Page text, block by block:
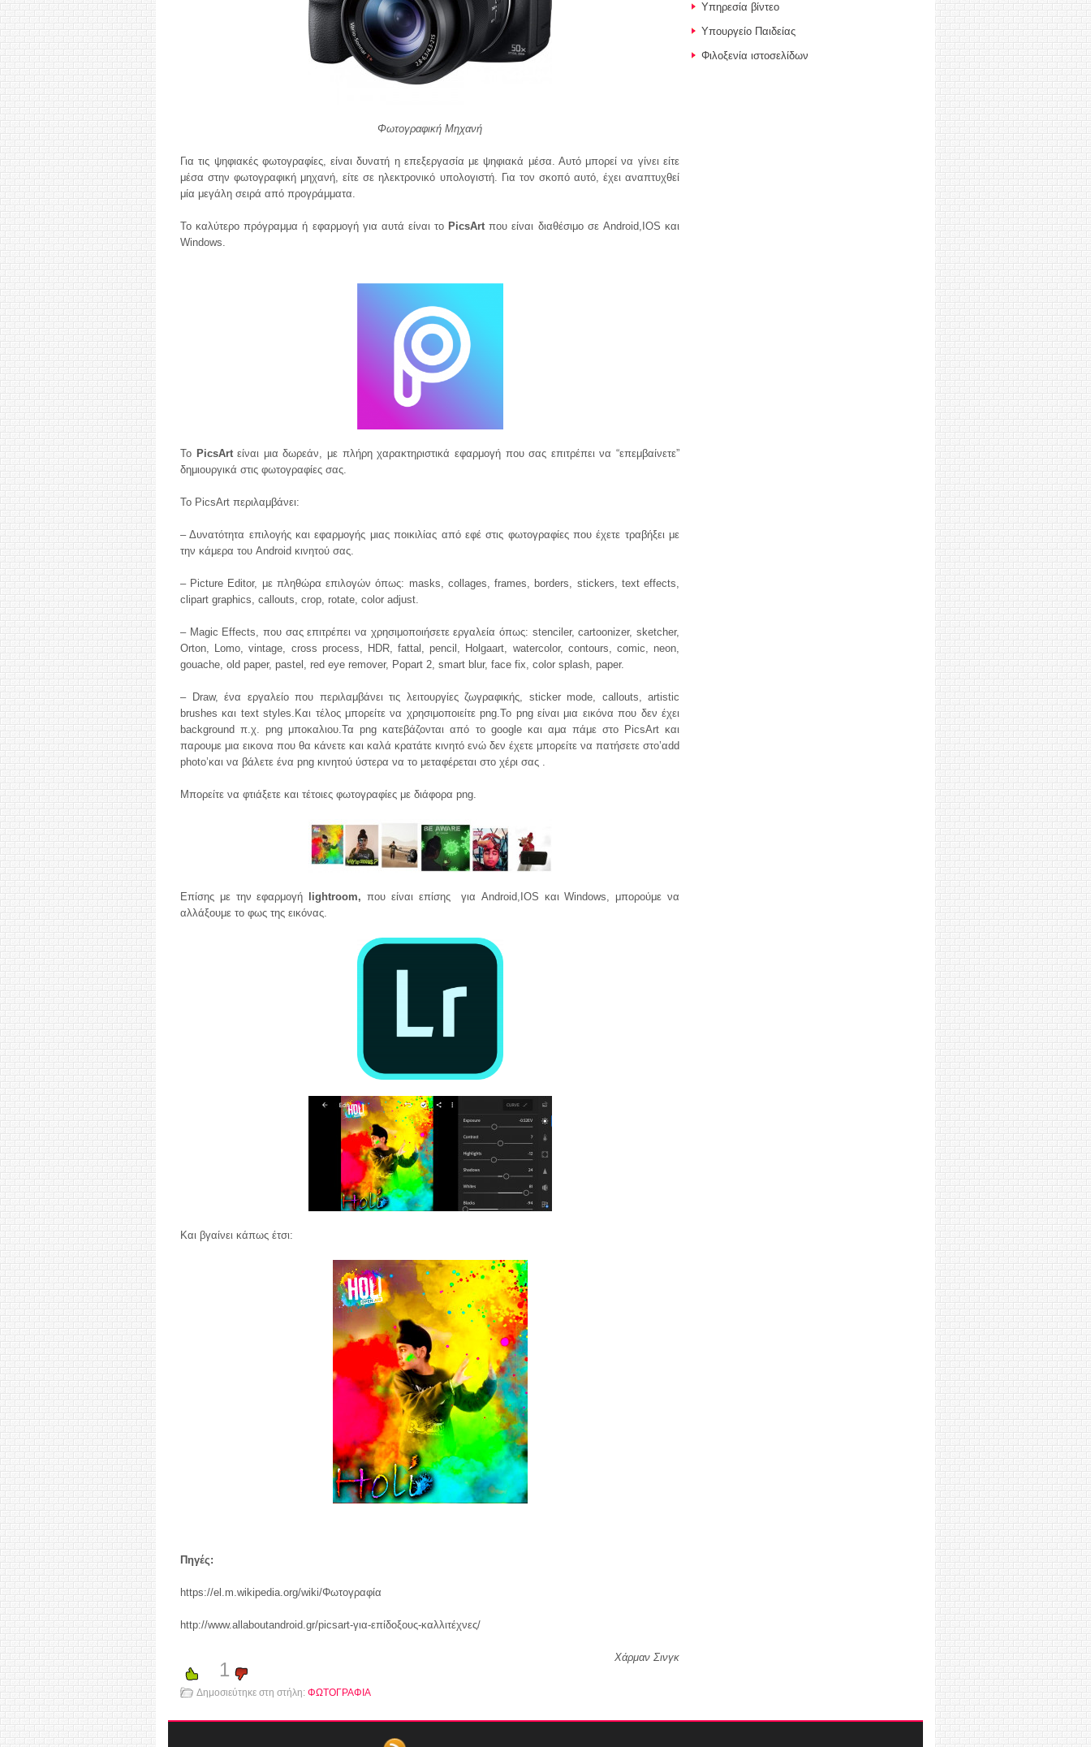
Φωτογραφική Μηχανή
Για τις ψηφιακές φωτογραφίες, είναι δυνατή η επεξεργασία με ψηφιακά μέσα. Αυτό μπορεί να γίνει είτε
μέσα στην φωτογραφική μηχανή, είτε σε ηλεκτρονικό υπολογιστή. Για τον σκοπό αυτό, έχει αναπτυχθεί
μία μεγάλη σειρά από προγράμματα.
Το καλύτερο πρόγραμμα ή εφαρμογή για αυτά είναι το PicsArt που είναι διαθέσιμο σε Android,IOS και
Windows.
Το PicsArtείναι μια δωρεάν, με πλήρη χαρακτηριστικά εφαρμογή που σας επιτρέπει να “επεμβαίνετε”
δημιουργικά στις φωτογραφίες σας.
Το PicsArt περιλαμβάνει:
– Δυνατότητα επιλογής και εφαρμογής μιας ποικιλίας από εφέ στις φωτογραφίες που έχετε τραβήξει με
την κάμερα του Android κινητού σας.
– Picture Editor, με πληθώρα επιλογών όπως: masks, collages, frames, borders, stickers, text effects,
clipart graphics, callouts, crop, rotate, color adjust.
– Magic Effects, που σας επιτρέπει να χρησιμοποιήσετε εργαλεία όπως: stenciler, cartoonizer, sketcher,
Orton, Lomo, vintage, cross process, HDR, fattal, pencil, Holgaart, watercolor, contours, comic, neon,
gouache, old paper, pastel, red eye remover, Popart 2, smart blur, face fix, color splash, paper.
– Draw, ένα εργαλείο που περιλαμβάνει τις λειτουργίες ζωγραφικής, sticker mode, callouts, artistic
brushes και text styles.Και τέλος μπορείτε να χρησιμοποιείτε png.Το png είναι μια εικόνα που δεν έχει
background π.χ. png μποκαλιου.Τα png κατεβάζονται από το google και αμα πάμε στο PicsArt και
παρουμε μια εικονα που θα κάνετε και καλά κρατάτε κινητό ενώ δεν έχετε μπορείτε να πατήσετε στο’αdd
photo’και να βάλετε ένα png κινητού ύστερα να το μεταφέρεται στο χέρι σας .
Μπορείτε να φτιάξετε και τέτοιες φωτογραφίες με διάφορα png.
Eπίσης με την εφαρμογή lightroom, που είναι επίσης για Android,IOS και Windows, μπορούμε να
αλλάξουμε το φως της εικόνας.
Και βγαίνει κάπως έτσι:
Πηγές:
https://el.m.wikipedia.org/wiki/Φωτογραφία
http://www.allaboutandroid.gr/picsart-για-επίδοξους-καλλιτέχνες/
Χάρμαν Σινγκ
1
Δημοσιεύτηκε στη στήλη: ΦΩΤΟΓΡΑΦΙΑ
Υπηρεσία βίντεο
Υπουργείο Παιδείας
Φιλοξενία ιστοσελίδων